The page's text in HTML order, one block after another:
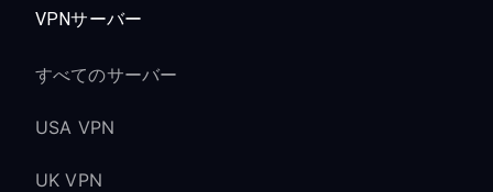
VPNサーバー
すべてのサーバー
USA VPN
UK VPN